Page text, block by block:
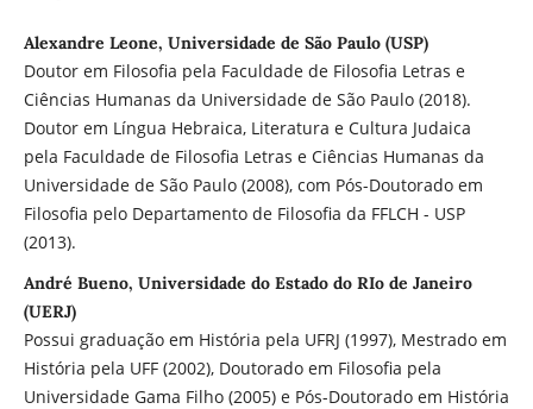
Alexandre Leone, Universidade de São Paulo (USP)
Doutor em Filosofia pela Faculdade de Filosofia Letras e
Ciências Humanas da Universidade de São Paulo (2018).
Doutor em Língua Hebraica, Literatura e Cultura Judaica
pela Faculdade de Filosofia Letras e Ciências Humanas da
Universidade de São Paulo (2008), com Pós-Doutorado em
Filosofia pelo Departamento de Filosofia da FFLCH - USP
(2013).
André Bueno, Universidade do Estado do RIo de Janeiro
(UERJ)
Possui graduação em História pela UFRJ (1997), Mestrado em
História pela UFF (2002), Doutorado em Filosofia pela
Universidade Gama Filho (2005) e Pós-Doutorado em História